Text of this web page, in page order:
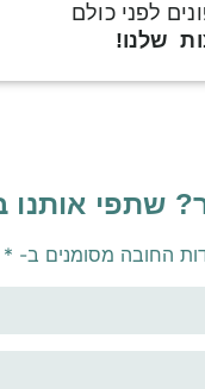
לפני כולם
שלנו!
שתפי אותנו
החובה מסומנים ב- *